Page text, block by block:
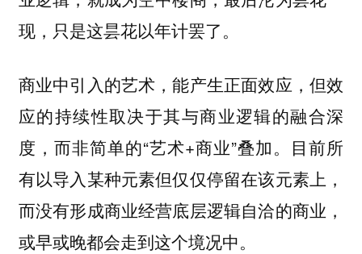
现，只是这昙花以年计罢了。
商业中引入的艺术，能产生正面效应，但效
应的持续性取决于其与商业逻辑的融合深
度，而非简单的“艺术+商业”叠加。目前所
有以导入某种元素但仅仅停留在该元素上，
而没有形成商业经营底层逻辑自洽的商业，
或早或晚都会走到这个境况中。